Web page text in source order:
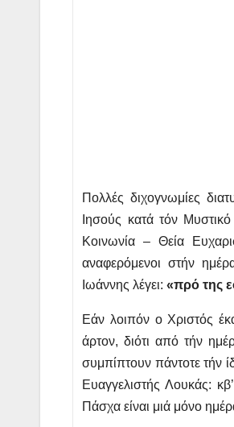
Πολλές διχογνωμίες
Ιησούς κατά τόν
Κοινωνία – Θεία
αναφερόμενοι στήν
Ιωάννης λέγει:«πρό της
Εάν λοιπόν ο Χριστός
άρτον, διότι από τήν
συμπίπτουν πάντοτε τήν
Ευαγγελιστής Λουκάς:
Πάσχα είναι μιά μόνο